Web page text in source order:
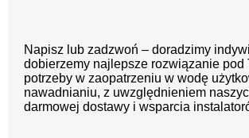
Napisz lub zadzwoń – doradzimy
dobierzemy najlepsze rozwiązanie pod
potrzeby w zaopatrzeniu w wodę
nawadnianiu, z uwzględnieniem
darmowej dostawy i wsparcia